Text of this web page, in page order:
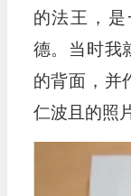
的法王，
德。当时我
的背面，并
仁波且的照